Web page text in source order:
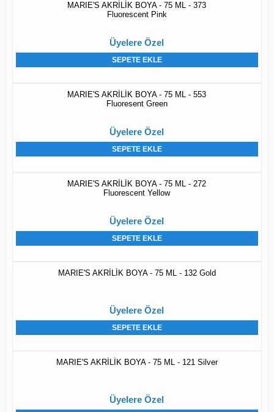
MARIE'S AKRİLİK BOYA - 75 ML - 373
Fluorescent Pink
Üyelere Özel
SEPETE EKLE
MARIE'S AKRİLİK BOYA - 75 ML - 553
Fluoresent Green
Üyelere Özel
SEPETE EKLE
MARIE'S AKRİLİK BOYA - 75 ML - 272
Fluorescent Yellow
Üyelere Özel
SEPETE EKLE
MARIE'S AKRİLİK BOYA - 75 ML - 132 Gold
Üyelere Özel
SEPETE EKLE
MARIE'S AKRİLİK BOYA - 75 ML - 121 Silver
Üyelere Özel